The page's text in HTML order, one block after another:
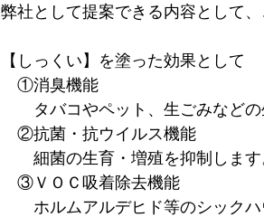
弊社として提案できる内容として
【しっくい】を塗った効果として
①消臭機能
タバコやペット、生ごみなどの
②抗菌・抗ウイルス機能
細菌の生育・増殖を抑制します
③ＶＯＣ吸着除去機能
ホルムアルデヒド等のシックハ